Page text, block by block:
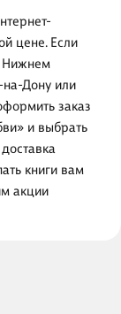
цене. Если
Нижнем
на-Дону или
заказ
и выбрать
книги вам
акции